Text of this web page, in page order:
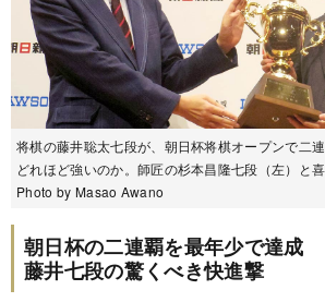
将棋の藤井聡太七段が、朝日杯将棋オープンで二連
どれほど強いのか。師匠の杉本昌隆七段（左）と
Photo by Masao Awano
朝日杯の二連覇を最年少で達成
藤井七段の驚くべき快進撃